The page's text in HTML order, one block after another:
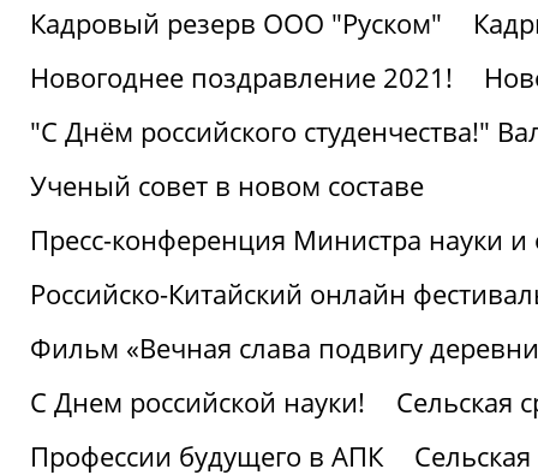
Кадровый резерв ООО "Руском"
Новогоднее поздравление 2021!
"С Днём российского студенчества!"
Ученый совет в новом составе
Пресс-конференция Министра науки
Российско-Китайский онлайн
Фильм «Вечная слава подвигу
С Днем российской науки!
Сельская
Профессии будущего в АПК